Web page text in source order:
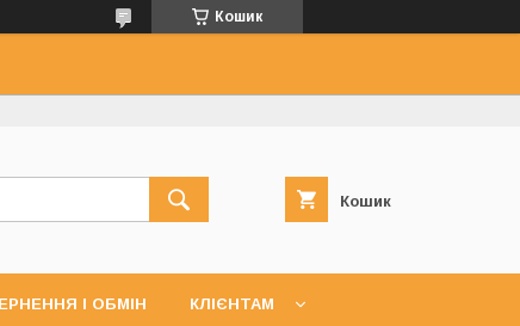
Кошик
Кошик
І ОБМІН КЛІЄНТАМ